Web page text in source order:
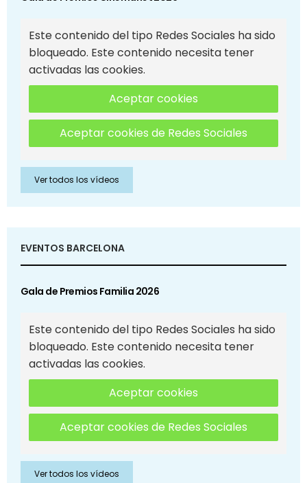
Este contenido del tipo Redes Sociales ha sido
bloqueado. Este contenido necesita tener
activadas las cookies.
Aceptar cookies
Aceptar cookies de Redes Sociales
Ver todos los vídeos
EVENTOS BARCELONA
Gala de Premios Familia 2026
Este contenido del tipo Redes Sociales ha sido
bloqueado. Este contenido necesita tener
activadas las cookies.
Aceptar cookies
Aceptar cookies de Redes Sociales
Ver todos los vídeos